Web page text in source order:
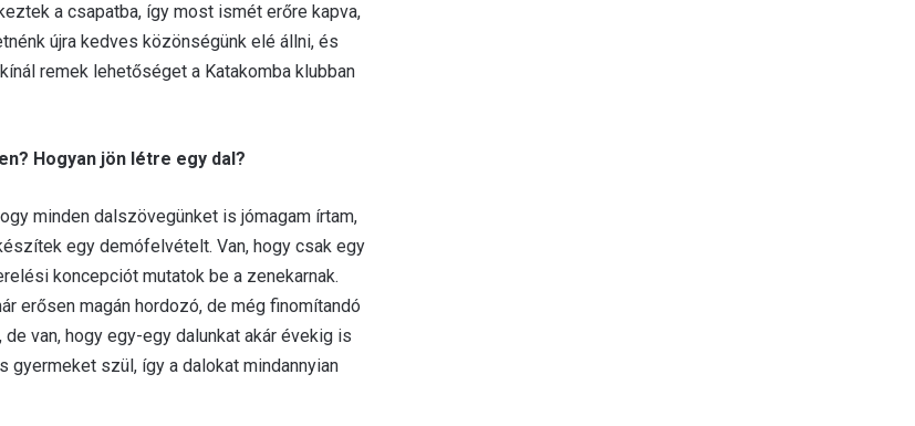
a csapatba, így most ismét erőre kapva,
újra kedves közönségünk elé állni, és
remek lehetőséget a Katakomba klubban
Hogyan jön létre egy dal?
minden dalszövegünket is jómagam írtam,
egy demófelvételt. Van, hogy csak egy
koncepciót mutatok be a zenekarnak.
erősen magán hordozó, de még finomítandó
van, hogy egy-egy dalunkat akár évekig is
szül, így a dalokat mindannyian